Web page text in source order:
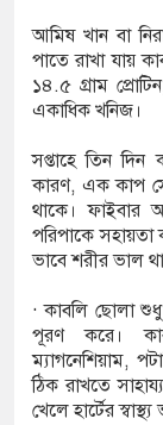
বার্সেলোনার,
কিনলে ভারতীয়
ছাড়া
আমিষ খান বা
পাতে রাখা যায়
১৪.৫ গ্রাম
একাধিক খনিজ।
সপ্তাহে তিন দিন
কারণ, এক কাপ
থাকে। ফাইবার
পরিপাকে সহায়তা
ভাবে শরীর ভাল
· কাবলি ছোলা
পূরণ করে।
ম্যাগনেশিয়াম,
ঠিক রাখতে
খেলে হার্টের